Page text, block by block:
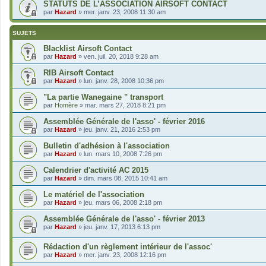
STATUTS DE L’ASSOCIATION AIRSOFT CONTACT
par Hazard » mer. janv. 23, 2008 11:30 am
SUJETS
Blacklist Airsoft Contact
par Hazard » ven. juil. 20, 2018 9:28 am
RIB Airsoft Contact
par Hazard » lun. janv. 28, 2008 10:36 pm
"La partie Wanegaine " transport
par Homère » mar. mars 27, 2018 8:21 pm
Assemblée Générale de l'asso' - février 2016
par Hazard » jeu. janv. 21, 2016 2:53 pm
Bulletin d'adhésion à l'association
par Hazard » lun. mars 10, 2008 7:26 pm
Calendrier d'activité AC 2015
par Hazard » dim. mars 08, 2015 10:41 am
Le matériel de l'association
par Hazard » jeu. mars 06, 2008 2:18 pm
Assemblée Générale de l'asso' - février 2013
par Hazard » jeu. janv. 17, 2013 6:13 pm
Rédaction d'un règlement intérieur de l'assoc'
par Hazard » mer. janv. 23, 2008 12:16 pm